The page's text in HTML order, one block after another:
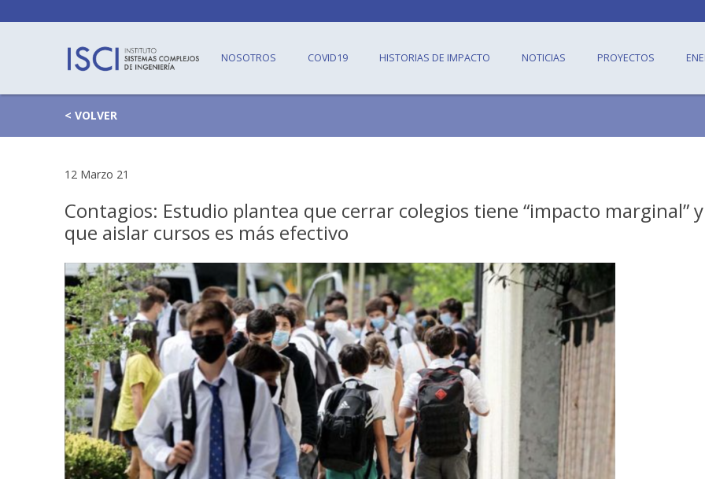
NOSOTROS COVID19 HISTORIAS DE IMPACTO NOTICIAS PROYECTOS
< VOLVER
12 Marzo 21
Contagios: Estudio plantea que cerrar colegios tiene “impacto marginal” y
que aislar cursos es más efectivo